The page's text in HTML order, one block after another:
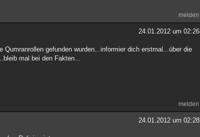
melden
24.01.2012 um 02:26
gefunden wurden...informier dich erstmal...über die
mal bei den Fakten...
melden
24.01.2012 um 02:28